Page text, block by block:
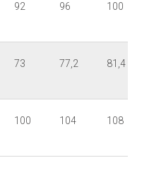
92 96 100
73 77,2 81,4
100 104 108